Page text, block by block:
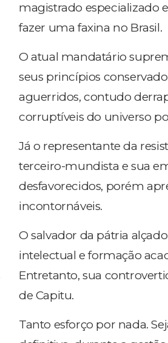
magistrado especializado
fazer uma faxina no Brasil.
O atual mandatário
seus princípios
aguerridos, contudo
corruptíveis do universo
Já o representante da
terceiro-mundista e sua
desfavorecidos, porém
incontornáveis.
O salvador da pátria
intelectual e formação
Entretanto, sua
de Capitu.
Tanto esforço por nada.